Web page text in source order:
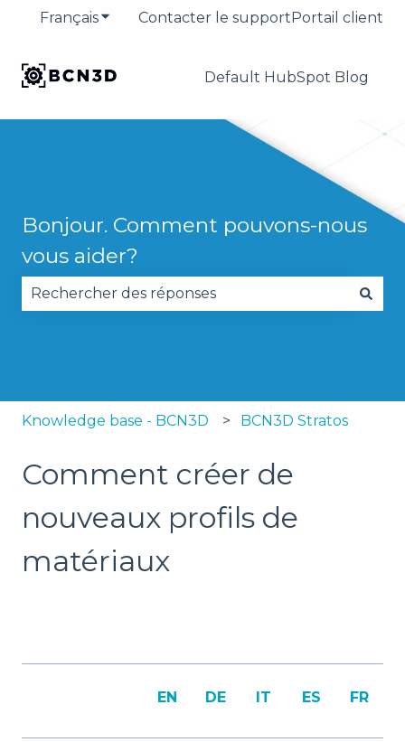
FrançaisAfficher le sous-menu pour les
Contacter le supportPortail client
Default HubSpot Blog
Bonjour. Comment pouvons-nous
vous aider?
Knowledge base - BCN3D BCN3D Stratos
Comment créer de
nouveaux profils de
matériaux
EN DE IT ES FR